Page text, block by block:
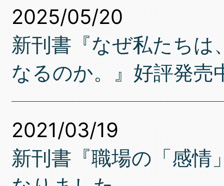
2025/05/20
新刊書『なぜ私たちは
なるのか。』好評発売
2021/03/19
新刊書『職場の「感情